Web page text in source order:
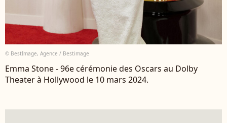
© BestImage, Agence / Bestimage
Emma Stone - 96e cérémonie des Oscars au Dolby
Theater à Hollywood le 10 mars 2024.